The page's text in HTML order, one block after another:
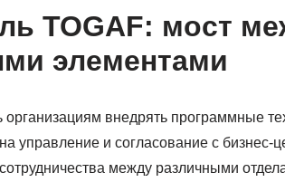
TOGAF: мост
элементами
внедрять программные
управление и согласование с бизнес-
между различными